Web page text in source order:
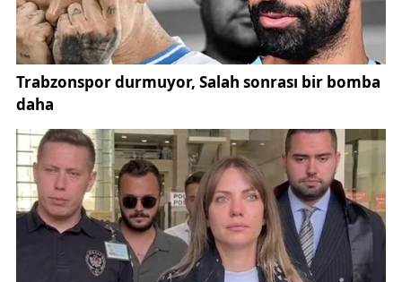
dublajında onun sesi izleyiciyle buluştu. Özellikle
animasyon ve belgesel seslendirmelerinde, kendine
özgü ses tonu ve diksiyonuyla hafızalarda yer etti.
Sanat yaşamı boyunca genç oyunculara örnek olan
İstemi Betil, tiyatro ve televizyonun gelişiminde
önemli bir rol oynadı. Onun disiplinli çalışmaları, Türk
sahne sanatlarının daha geniş kitlelere ulaşmasına
katkı sundu.
Türk sanat dünyasının önemli isimlerindenİstemi
, 2022 yılında hayatını kaybetti. Onun vefatı,